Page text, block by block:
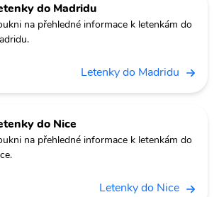
do Madridu
na přehledné informace k letenkám do
Letenky do Madridu
do Nice
na přehledné informace k letenkám do
Letenky do Nice